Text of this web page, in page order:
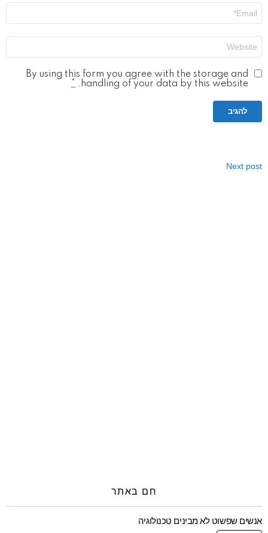
By using this form you agree with the storage and
handling of your data by this website.
Next post
חם באתר
אנשים שפשוט לא מבינים טכנולוגיה